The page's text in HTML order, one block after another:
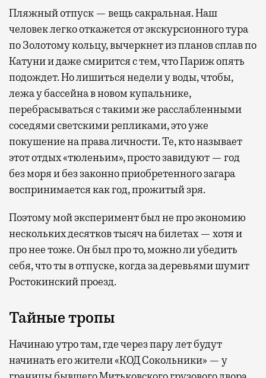
Пляжный отпуск — вещь сакральная. Наш
человек легко откажется от экскурсионного тура
по Золотому кольцу, вычеркнет из планов сплав по
Катуни и даже смирится с тем, что Париж опять
подождет. Но лишиться недели у воды, чтобы,
лежа у бассейна в новом купальнике,
перебрасываться с такими же расслабленными
соседями светскими репликами, это уже
покушение на права личности. Те, кто называет
этот отдых «тюленьим», просто завидуют — год
без моря и без законно приобретенного загара
воспринимается как год, прожитый зря.
Поэтому мой эксперимент был не про экономию
нескольких десятков тысяч на билетах — хотя и
про нее тоже. Он был про то, можно ли убедить
себя, что ты в отпуске, когда за деревьями шумит
Ростокинский проезд.
Тайные тропы
Начинаю утро там, где через пару лет будут
начинать его жители «КОД Сокольники» — у